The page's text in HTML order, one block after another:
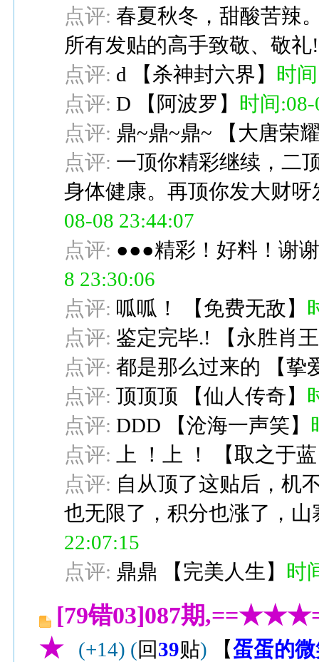
点评: 春夏秋冬，甜酸苦辣
所有发贴的高手致敬、敬礼!
点评: d 【杀神封六界】 时
点评: D 【 阿波罗 】 时间
点评: 鼎~鼎~鼎~ 【 大唐荣
点评: 一顶你精彩继续，二
身体健康。再顶你发大财
08-08 23:44:07
点评: ●●●精彩！好料！谢
8 23:30:06
点评: 呱呱！ 【免费无敌 】
点评: 鉴定完毕.! 【永胜肖王
点评: 都是那么过来的 【挚
点评: 顶顶顶 【仙人传奇】
点评: DDD 【沧海一声笑】
点评:
上 ！上 ！ 【取之于蓝
点评: 自从顶了这贴后，机
也无限了，积分也涨了，
22:07:15
点评: 鼎鼎 【 完美人生 】 时
[79错03]087期
★
(+14) (回39贴) 【蛋蛋的